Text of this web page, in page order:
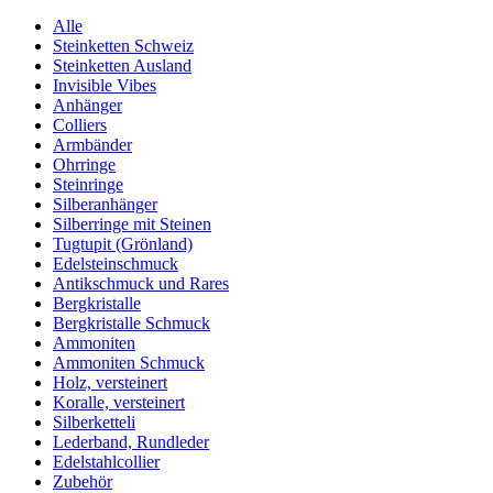
Alle
Steinketten Schweiz
Steinketten Ausland
Invisible Vibes
Anhänger
Colliers
Armbänder
Ohrringe
Steinringe
Silberanhänger
Silberringe mit Steinen
Tugtupit (Grönland)
Edelsteinschmuck
Antikschmuck und Rares
Bergkristalle
Bergkristalle Schmuck
Ammoniten
Ammoniten Schmuck
Holz, versteinert
Koralle, versteinert
Silberketteli
Lederband, Rundleder
Edelstahlcollier
Zubehör